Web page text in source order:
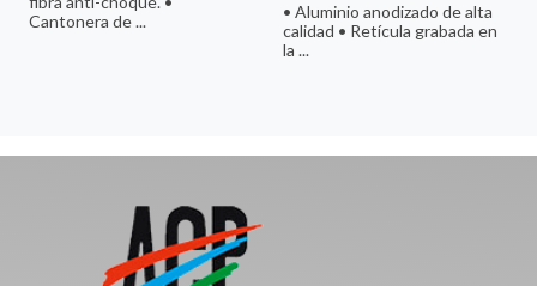
Cantonera de ...
• Aluminio anodizado de alta
calidad • Retícula grabada en
la ...